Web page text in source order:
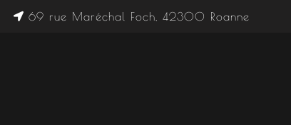
69 rue Maréchal Foch, 42300 Roanne